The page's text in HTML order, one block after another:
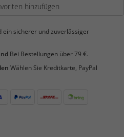
hinzufügen
ein sicherer und zuverlässiger
Bei Bestellungen über 79 €.
Wählen Sie Kreditkarte, PayPal